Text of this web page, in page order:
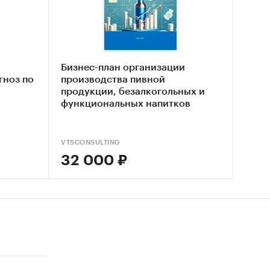
по
Бизнес-план организации
производства пивной
продукции, безалкогольных и
функциональных напитков
VTSCONSULTING
32 000 ₽